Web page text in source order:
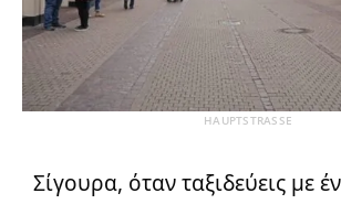
HAUPTSTRASSE
Σίγουρα, όταν ταξιδεύεις με